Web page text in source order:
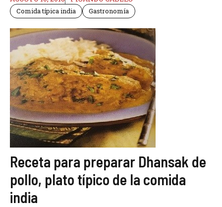
Comida típica india Gastronomía
Receta para preparar Dhansak de
pollo, plato típico de la comida
india